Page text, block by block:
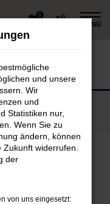
0
MENÜ
i10 in Moosburg günstig
und unsere
Wir
und
Statistiken nur,
Wenn Sie zu
ändern, können
widerrufen.
der
von uns eingesetzt: